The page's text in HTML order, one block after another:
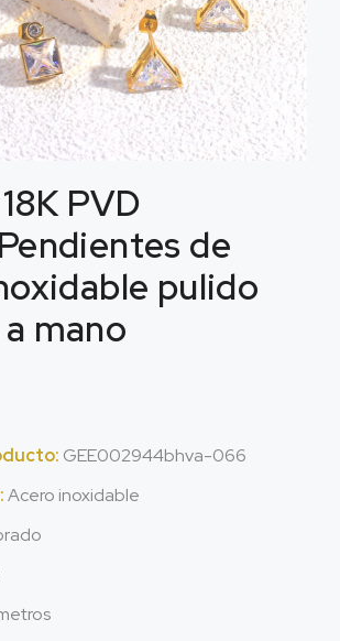
PVD
de
pulido
mano
GEE002944bhva-066
Acero inoxidable